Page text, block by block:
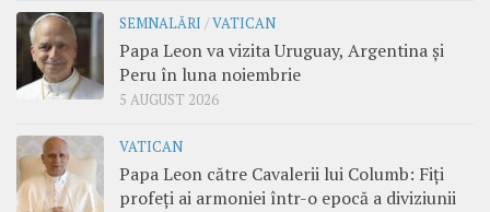
SEMNALĂRI /VATICAN
Papa Leon va vizita Uruguay, Argentina și
Peru în luna noiembrie
5 AUGUST 2026
VATICAN
Papa Leon către Cavalerii lui Columb: Fiți
profeți ai armoniei într-o epocă a diviziunii